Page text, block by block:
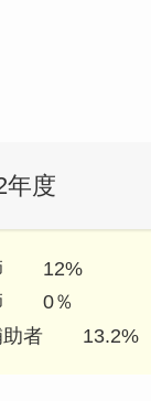
年度
12%
0％
助者 13.2%